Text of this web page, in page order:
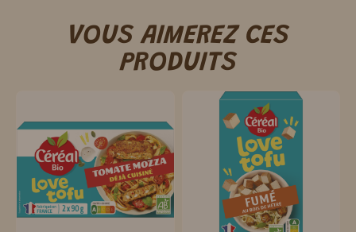
VOUS AIMEREZ CES
PRODUITS